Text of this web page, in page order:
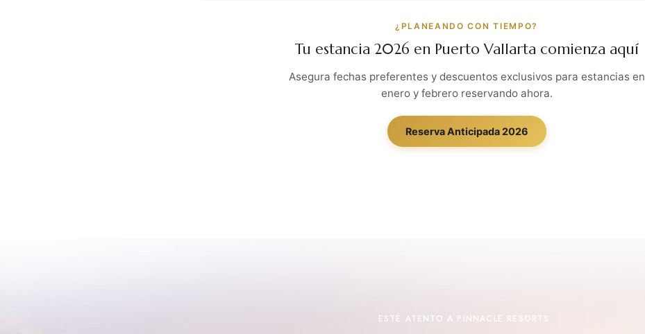
¿PLANEANDO CON TIEMPO?
Tu estancia 2026 en Puerto Vallarta comienza aquí
Asegura fechas preferentes y descuentos exclusivos para estancias en
enero y febrero reservando ahora.
Reserva Anticipada 2026
ESTÉ ATENTO A PINNACLE RESORTS